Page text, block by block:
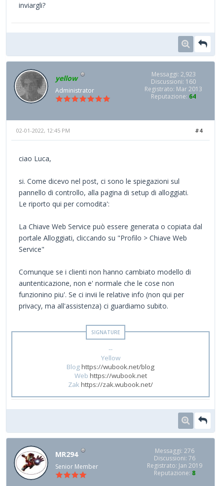
inviargli?
yellow
Administrator
Messaggi: 2,923
Discussioni: 160
Registrato: Mar 2013
Reputazione: 64
#4
02-01-2022, 12:45 PM
ciao Luca,
si. Come dicevo nel post, ci sono le spiegazioni sul
pannello di controllo, alla pagina di setup di alloggiati.
Le riporto qui per comodita':
La Chiave Web Service può essere generata o copiata dal
portale Alloggiati, cliccando su "Profilo > Chiave Web
Service"
Comunque se i clienti non hanno cambiato modello di
auntenticazione, non e' normale che le cose non
funzionino piu'. Se ci invii le relative info (non qui per
privacy, ma all'assistenza) ci guardiamo subito.
--
Yellow
Bloghttps://wubook.net/blog
Web https://wubook.net
Zak https://zak.wubook.net/
MR294
Senior Member
Messaggi: 276
Discussioni: 76
Registrato: Jan 2019
Reputazione: 8